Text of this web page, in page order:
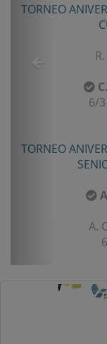
TORNEO
C.
6/3
TORNEO
A.
A.